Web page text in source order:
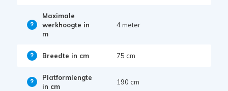
Maximale
werkhoogte in
m
4 meter
Breedte in cm 75 cm
Platformlengte
in cm
190 cm